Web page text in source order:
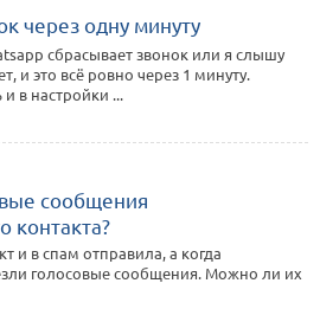
через одну минуту
сбрасывает звонок или я слышу
и это всё ровно через 1 минуту.
в настройки ...
сообщения
контакта?
и в спам отправила, а когда
голосовые сообщения. Можно ли их